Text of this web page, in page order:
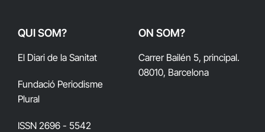
QUI SOM?
El Diari de la Sanitat
Fundació Periodisme
Plural
ISSN 2696 - 5542
ON SOM?
Carrer Bailén 5, principal.
08010, Barcelona